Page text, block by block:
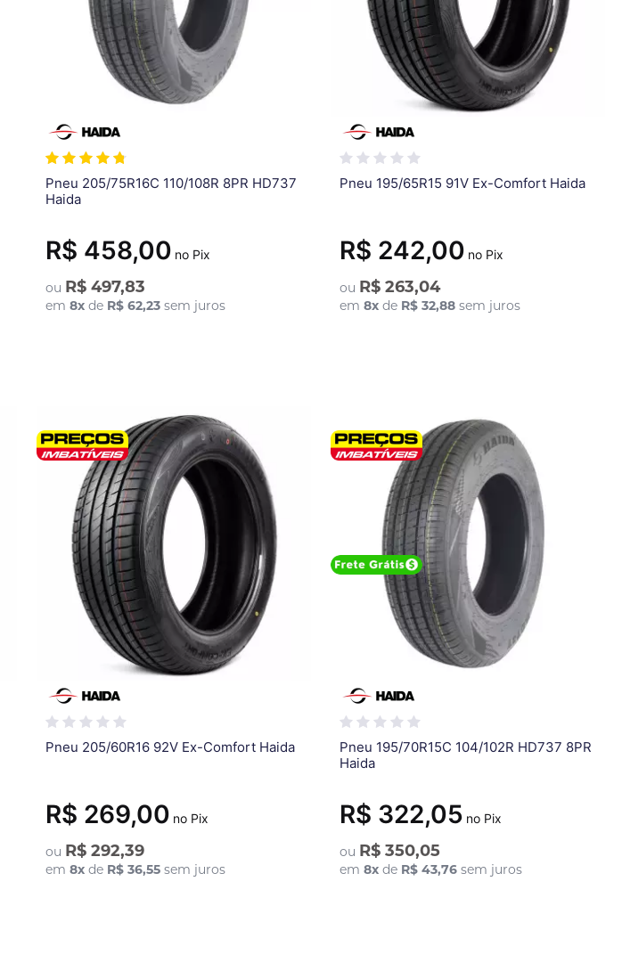
Pneu 205/75R16C 110/108R 8PR HD737
Haida
ou R$ 497,83
em 8xde R$ 62,23sem juros
R$ 458,00 no Pix
Pneu 195/65R15 91V Ex-Comfort Haida
ou R$ 263,04
em 8xde R$ 32,88sem juros
R$ 242,00 no Pix
Pneu 205/60R16 92V Ex-Comfort Haida
ou R$ 292,39
em 8xde R$ 36,55sem juros
R$ 269,00 no Pix
Pneu 195/70R15C 104/102R HD737 8PR
Haida
ou R$ 350,05
em 8xde R$ 43,76sem juros
R$ 322,05 no Pix